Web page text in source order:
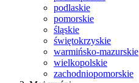
podlaskie
pomorskie
śląskie
świętokrzyskie
warmińsko-mazurskie
wielkopolskie
zachodniopomorskie